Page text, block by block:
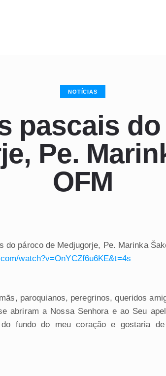
NOTÍCIAS
pascais
Pe.
OFM
do pároco de Medjugorje, Pe. Marinka
watch?v=OnYCZf6u6KE&t=4s
paroquianos, peregrinos, queridos
abriram a Nossa Senhora e ao Seu
fundo do meu coração e gostaria